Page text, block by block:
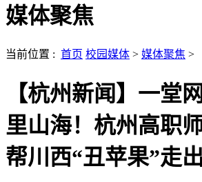
媒体聚焦
当前位置 : 首页 校园媒体 > 媒体聚焦 >
【杭州新闻】一堂
里山海！杭州高职
帮川西“丑苹果”走